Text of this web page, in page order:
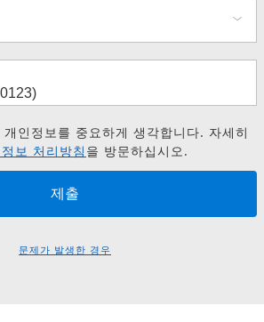
인정보를 중요하게 생각합니다. 자세히
보 처리방침 을 방문하십시오.
문제가 발생한 경우